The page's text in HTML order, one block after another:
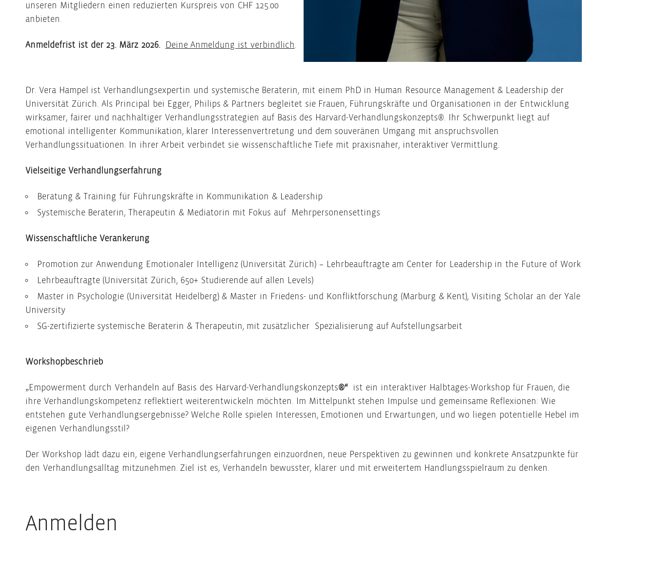
unseren Mitgliedern einen reduzierten Kurspreis von CHF 125.00
anbieten.
Anmeldefrist ist der 23. März 2026. Deine Anmeldung ist verbindlich.
Dr. Vera Hampel ist Verhandlungsexpertin und systemische Beraterin, mit einem PhD in Human Resource Management & Leadership der
Universität Zürich. Als Principal bei Egger, Philips & Partners begleitet sie Frauen, Führungskräfte und Organisationen in der Entwicklung
wirksamer, fairer und nachhaltiger Verhandlungsstrategien auf Basis des Harvard-Verhandlungskonzepts®. Ihr Schwerpunkt liegt auf
emotional intelligenter Kommunikation, klarer Interessenvertretung und dem souveränen Umgang mit anspruchsvollen
Verhandlungssituationen. In ihrer Arbeit verbindet sie wissenschaftliche Tiefe mit praxisnaher, interaktiver Vermittlung.
Vielseitige Verhandlungserfahrung
Beratung & Training für Führungskräfte in Kommunikation & Leadership
Systemische Beraterin, Therapeutin & Mediatorin mit Fokus auf Mehrpersonensettings
Wissenschaftliche Verankerung
Promotion zur Anwendung Emotionaler Intelligenz (Universität Zürich) – Lehrbeauftragte am Center for Leadership in the Future of Work
Lehrbeauftragte (Universität Zürich, 650+ Studierende auf allen Levels)
Master in Psychologie (Universität Heidelberg) & Master in Friedens- und Konfliktforschung (Marburg & Kent), Visiting Scholar an der Yale
University
SG-zertifizierte systemische Beraterin & Therapeutin, mit zusätzlicher Spezialisierung auf Aufstellungsarbeit
Workshopbeschrieb
„Empowerment durch Verhandeln auf Basis des Harvard-Verhandlungskonzepts®“ ist ein interaktiver Halbtages-Workshop für Frauen, die
ihre Verhandlungskompetenz reflektiert weiterentwickeln möchten. Im Mittelpunkt stehen Impulse und gemeinsame Reflexionen: Wie
entstehen gute Verhandlungsergebnisse? Welche Rolle spielen Interessen, Emotionen und Erwartungen, und wo liegen potentielle Hebel im
eigenen Verhandlungsstil?
Der Workshop lädt dazu ein, eigene Verhandlungserfahrungen einzuordnen, neue Perspektiven zu gewinnen und konkrete Ansatzpunkte für
den Verhandlungsalltag mitzunehmen. Ziel ist es, Verhandeln bewusster, klarer und mit erweitertem Handlungsspielraum zu denken.
Anmelden